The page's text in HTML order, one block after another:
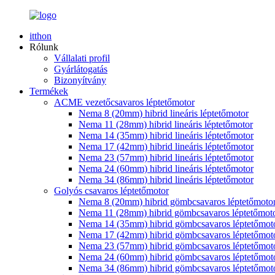
itthon
Rólunk
Vállalati profil
Gyárlátogatás
Bizonyítvány
Termékek
ACME vezetőcsavaros léptetőmotor
Nema 8 (20mm) hibrid lineáris léptetőmotor
Nema 11 (28mm) hibrid lineáris léptetőmotor
Nema 14 (35mm) hibrid lineáris léptetőmotor
Nema 17 (42mm) hibrid lineáris léptetőmotor
Nema 23 (57mm) hibrid lineáris léptetőmotor
Nema 24 (60mm) hibrid lineáris léptetőmotor
Nema 34 (86mm) hibrid lineáris léptetőmotor
Golyós csavaros léptetőmotor
Nema 8 (20mm) hibrid gömbcsavaros
Nema 11 (28mm) hibrid gömbcsavaros
Nema 14 (35mm) hibrid gömbcsavaros
Nema 17 (42mm) hibrid gömbcsavaros
Nema 23 (57mm) hibrid gömbcsavaros
Nema 24 (60mm) hibrid gömbcsavaros
Nema 34 (86mm) hibrid gömbcsavaros